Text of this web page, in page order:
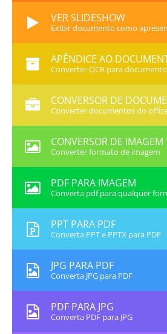
VER SLIDESHOW
Exibir documento como
APÊNDICE AO
Converter OCR para documento
CONVERSOR DE
Converter documentos do
CONVERSOR DE IMAGEM
Converter formato de imagem
PDF PARA IMAGEM
Converta pdf para qualquer
PPT PARA PDF
Converta PPT e PPTX para PDF
JPG PARA PDF
Converta JPG para PDF
PDF PARA JPG
Converta PDF para JPG